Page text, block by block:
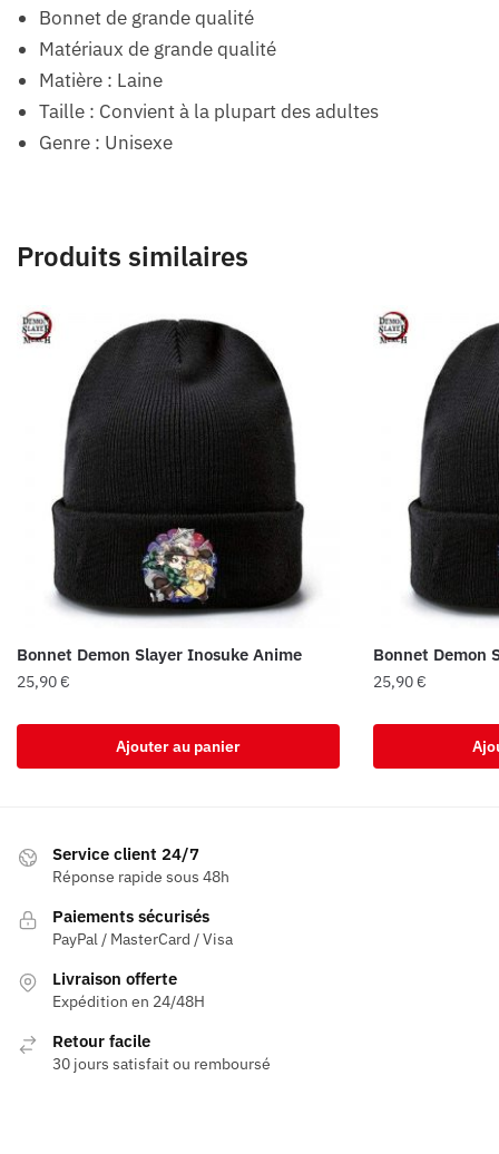
Bonnet de grande qualité
Matériaux de grande qualité
Matière : Laine
Taille : Convient à la plupart des adultes
Genre : Unisexe
Produits similaires
Bonnet Demon Slayer Inosuke Anime
25,90€
Ajouter au panier
Bonnet Demon
25,90€
Service client 24/7
Réponse rapide sous 48h
Paiements sécurisés
PayPal / MasterCard / Visa
Livraison offerte
Expédition en 24/48H
Retour facile
30 jours satisfait ou remboursé